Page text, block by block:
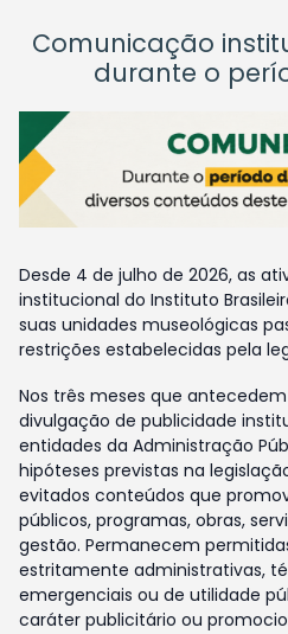
Comunicação
durante o
Desde 4 de julho de 2026, as
institucional do Instituto
suas unidades museológicas
restrições estabelecidas pela
Nos três meses que
divulgação de publicidade
entidades da Administração
hipóteses previstas na
evitados conteúdos que
públicos, programas, obras,
gestão. Permanecem
estritamente administrativas,
emergenciais ou de utilidade
caráter publicitário ou